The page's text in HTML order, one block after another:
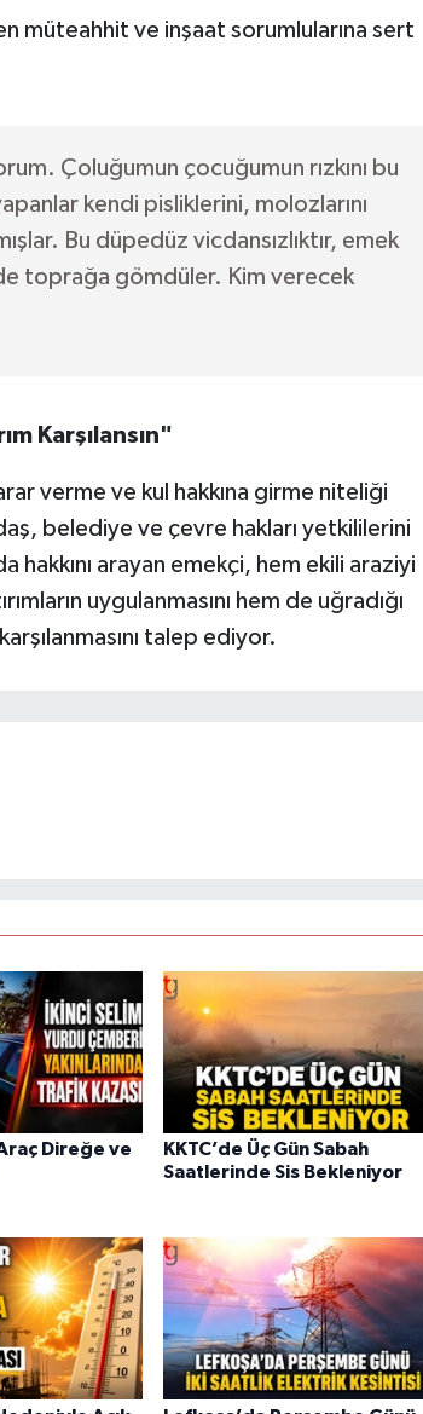
müteahhit ve inşaat sorumlularına sert
Çoluğumun çocuğumun rızkını bu
kendi pisliklerini, molozlarını
Bu düpedüz vicdansızlıktır, emek
toprağa gömdüler. Kim verecek
Karşılansın"
verme ve kul hakkına girme niteliği
belediye ve çevre hakları yetkililerini
hakkını arayan emekçi, hem ekili araziyi
uygulanmasını hem de uğradığı
talep ediyor.
Direğe ve
KKTC’de Üç Gün Sabah
Saatlerinde Sis Bekleniyor